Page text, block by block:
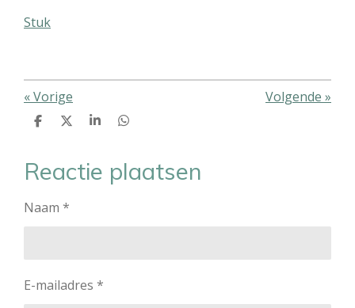
Stuk
«Vorige Volgende »
D
e
n
D
S
e
D
e
Reactie plaatsen
Naam *
E-mailadres *